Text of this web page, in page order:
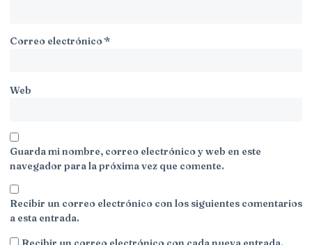
Correo electrónico*
Web
Guarda mi nombre, correo electrónico y web en este
navegador para la próxima vez que comente.
Recibir un correo electrónico con los siguientes comentarios
a esta entrada.